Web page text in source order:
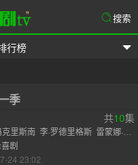
行榜
搜索
季
共10集
克里斯南 李·罗德里格斯 雷蒙娜·
·巴内特
喜剧
24 23:02